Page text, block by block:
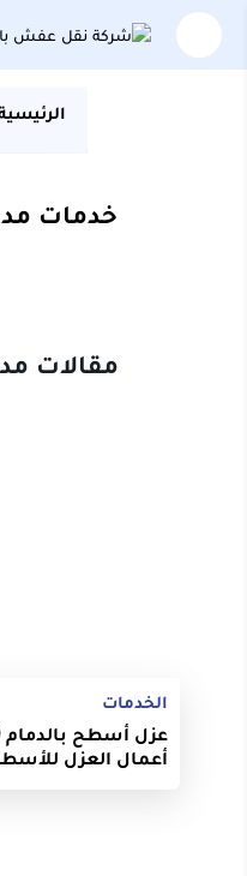
خدمات
مقالات
الخدمات
أعمال العزل للأسطح ،